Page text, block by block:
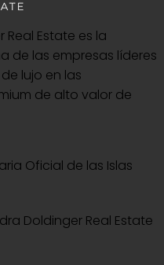
Real Estate es la
de las empresas líderes
lujo en las
de alto valor de
Oficial de las Islas
Doldinger Real Estate